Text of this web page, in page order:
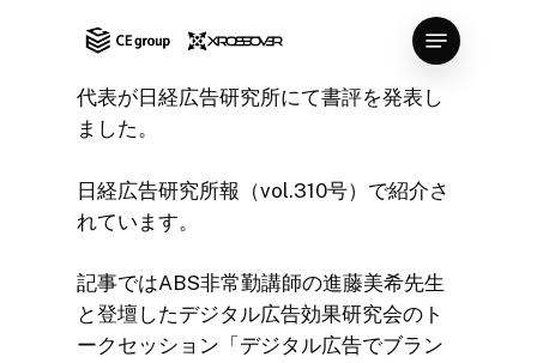
Menu
代表が日経広告研究所にて書評を発表し
ました。
日経広告研究所報（vol.310号）で紹介さ
れています。
記事ではABS非常勤講師の進藤美希先生
と登壇したデジタル広告効果研究会のト
ークセッション「デジタル広告でブラン